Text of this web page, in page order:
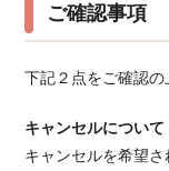
ご確認事項
下記２点をご確認の
キャンセルについて
キャンセルを希望